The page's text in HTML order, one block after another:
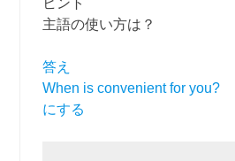
ヒント
主語の使い方は？
答え
When is convenient for you?
にする